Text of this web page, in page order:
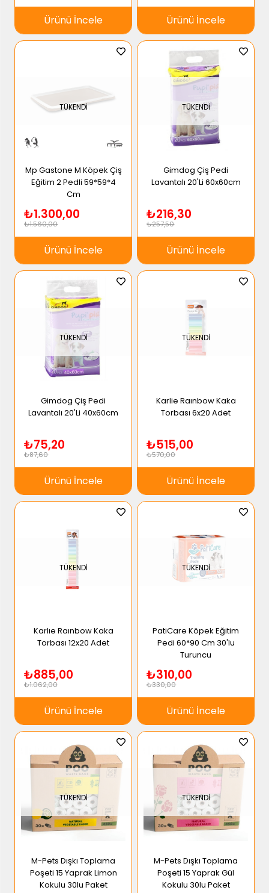
Ürünü İncele Ürünü İncele
TÜKENDI
Mp Gastone M Köpek Çiş
Eğitim 2 Pedli 59*59*4
Cm
₺1.300,00
₺1.560,00
Ürünü İncele
TÜKENDI
Gimdog Çiş Pedi
Lavantalı 20'Li 60x60cm
₺216,30
₺257,50
Ürünü İncele
TÜKENDI
Gimdog Çiş Pedi
Lavantalı 20'Li 40x60cm
₺75,20
₺87,60
Ürünü İncele
TÜKENDI
Karlie Raınbow Kaka
Torbası 6x20 Adet
₺515,00
₺570,00
Ürünü İncele
TÜKENDI
Karlıe Raınbow Kaka
Torbası 12x20 Adet
₺885,00
₺1.062,00
Ürünü İncele
TÜKENDI
PatiCare Köpek Eğitim
Pedi 60*90 Cm 30'lu
Turuncu
₺310,00
₺330,00
Ürünü İncele
TÜKENDI
M-Pets Dışkı Toplama
Poşeti 15 Yaprak Limon
Kokulu 30lu Paket
TÜKENDI
M-Pets Dışkı Toplama
Poşeti 15 Yaprak Gül
Kokulu 30lu Paket